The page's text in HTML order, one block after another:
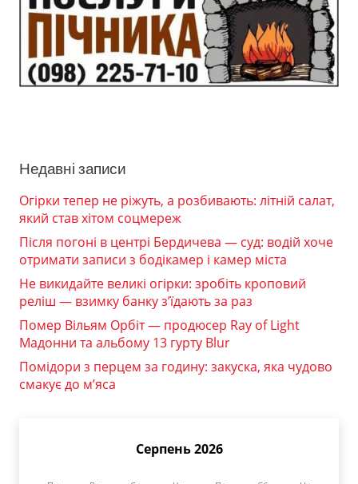
Недавні записи
Огірки тепер не ріжуть, а розбивають: літній салат,
який став хітом соцмереж
Після погоні в центрі Бердичева — суд: водій хоче
отримати записи з бодікамер і камер міста
Не викидайте великі огірки: зробіть кроповий
реліш — взимку банку з’їдають за раз
Помер Вільям Орбіт — продюсер Ray of Light
Мадонни та альбому 13 гурту Blur
Помідори з перцем за годину: закуска, яка чудово
смакує до м’яса
Серпень 2026